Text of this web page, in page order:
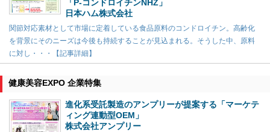
「P-コンドロイチンNHZ」
日本ハム株式会社
関節対応素材として市場に定着している食品原料のコンドロイチン。高齢化
を背景にそのニーズは今後も持続することが見込まれる。そうした中、原料
に対し・・・【記事詳細】
健康美容EXPO 企業特集
進化系受託製造のアンプリーが提案する「マーケテ
ィング連動型OEM」
株式会社アンプリー